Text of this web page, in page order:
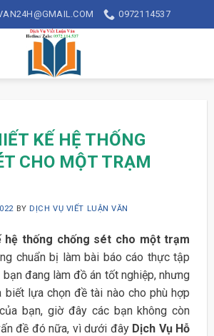
0972114537
KẾ HỆ THỐNG
CHO MỘT TRẠM
BY DỊCH VỤ VIẾT LUẬN VĂN
hệ thống chống sét cho một trạm
chuẩn bị làm bài báo cáo thực tập
bạn đang làm đồ án tốt nghiệp, nhưng
biết lựa chọn đề tài nào cho phù hợp
bạn, giờ đây các bạn không còn
đề đó nữa, vì dưới đâyDịch Vụ Hỗ